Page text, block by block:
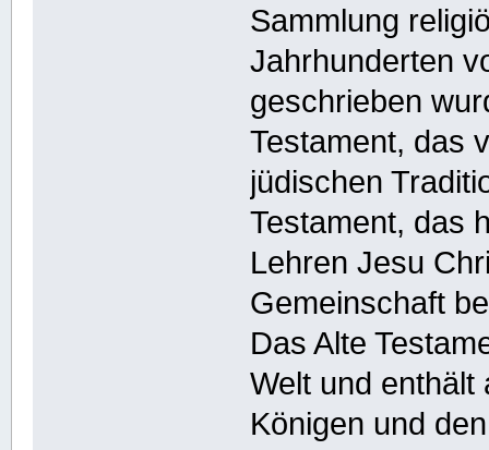
Sammlung
Jahrhunderten
geschrieben
Testament, das
jüdischen
Testament, das
Lehren Jesu
Gemeinschaft
Das Alte
Welt und
Königen und